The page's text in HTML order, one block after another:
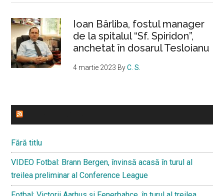
Ioan Bârliba, fostul manager
de la spitalul “Sf. Spiridon”,
anchetat în dosarul Tesloianu
4 martie 2023 ByC. S.
Fără titlu
VIDEO Fotbal: Brann Bergen, învinsă acasă în turul al
treilea preliminar al Conference League